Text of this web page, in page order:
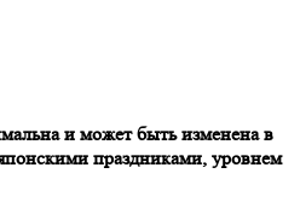
и может быть изменена в
праздниками, уровнем